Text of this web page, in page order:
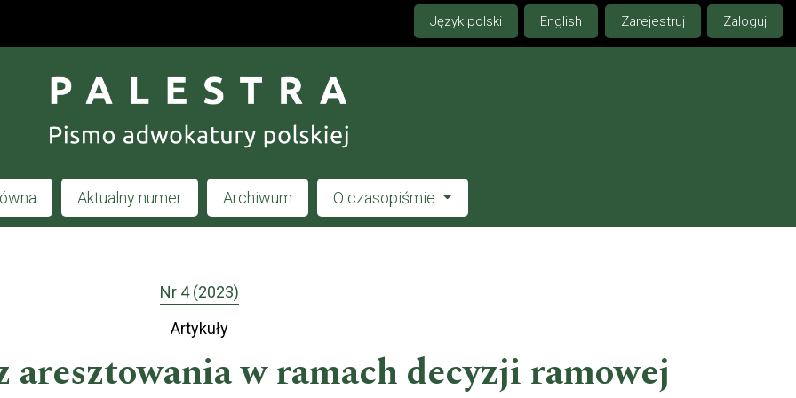
Język polski English Zarejestruj Zaloguj
Aktualny numer Archiwum O czasopiśmie
Nr 4 (2023)
Artykuły
w ramach decyzji ramowej